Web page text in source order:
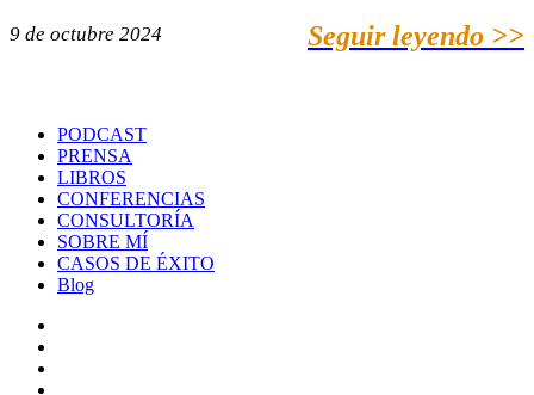
9 de octubre 2024 Seguir leyendo >>
PODCAST
PRENSA
LIBROS
CONFERENCIAS
CONSULTORÍA
SOBRE MÍ
CASOS DE ÉXITO
Blog